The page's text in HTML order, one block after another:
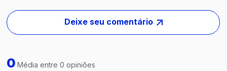
0 Média entre 0 opiniões
Deixe seu comentário